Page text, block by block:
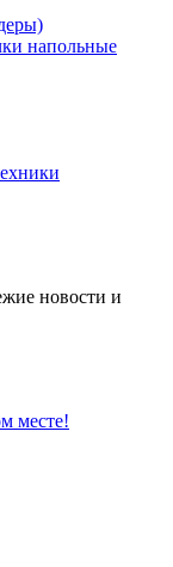
напольные
новости и
месте!